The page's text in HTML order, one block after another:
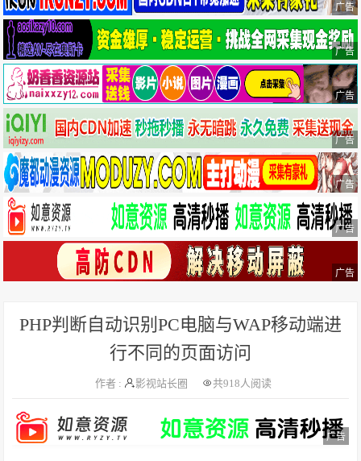
广告
广告
广告
广告
广告
广告
广告
PHP判断自动识别PC电脑与WAP移动端进
行不同的页面访问
作者 : 影视站长圈 共918人阅读
广告